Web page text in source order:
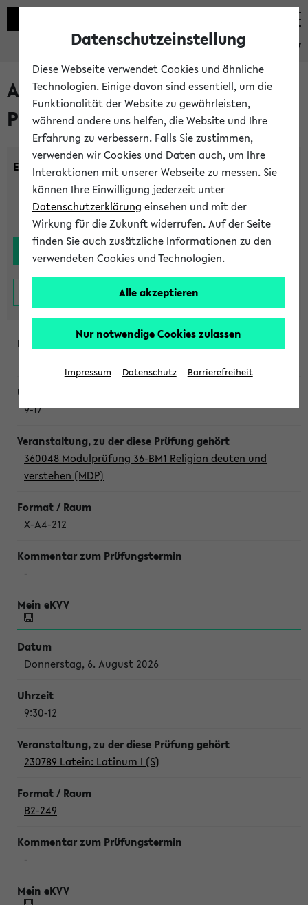
eKVV
Alle noch stattfindenden
Prüfungen
Einrichtung:
9-17
360048 Modulprüfung 36-BM1 Religion deuten und
verstehen (MDP)
X-A4-212
-
Donnerstag, 6. August 2026
9:30-12
230789 Latein: Latinum I (S)
B2-249
-
Datenschutzeinstellung
Diese Webseite verwendet Cookies und ähnliche
Technologien. Einige davon sind essentiell, um die
Funktionalität der Website zu gewährleisten,
während andere uns helfen, die Website und Ihre
Erfahrung zu verbessern. Falls Sie zustimmen,
verwenden wir Cookies und Daten auch, um Ihre
Interaktionen mit unserer Webseite zu messen. Sie
können Ihre Einwilligung jederzeit unter
Datenschutzerklärung einsehen und mit der
Wirkung für die Zukunft widerrufen. Auf der Seite
finden Sie auch zusätzliche Informationen zu den
verwendeten Cookies und Technologien.
Alle akzeptieren
Nur notwendige Cookies zulassen
Impressum Datenschutz Barrierefreiheit